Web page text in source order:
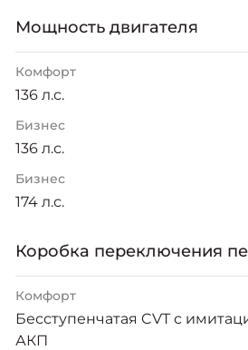
Яркий
от 3 125 000
Спецпредложения
Калькулятор трейд-ин
Страховые программы
КОНТАКТЫ
Мощность двигателя
Комфорт
136 л.с.
Бизнес
136 л.с.
Бизнес
174 л.с.
Коробка переключения
Комфорт
Бесступенчатая CVT с
АКП